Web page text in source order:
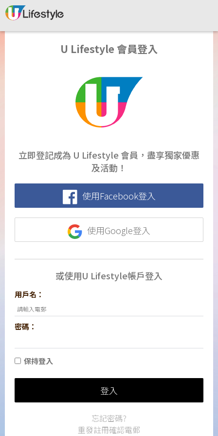
U Lifestyle 會員登入
立即登記成為 U Lifestyle 會員，盡享獨家優惠
及活動！
使用Facebook登入
使用Google登入
或使用U Lifestyle帳戶登入
用戶名：
密碼：
保持登入
登入
忘記密碼?
重發註冊確認電郵